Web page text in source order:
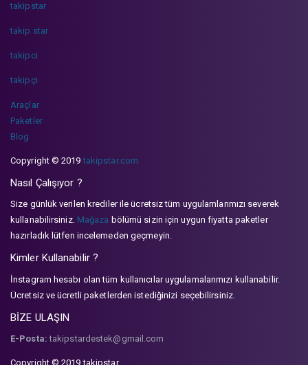
takipstar
takip star
takipci
takipçi
Araçlar
Paketler
Blog
Copyright © 2019takipstar.com
Nasıl Çalışıyor ?
Size günlük verilen krediler ile ücretsiz tüm uygulamlarımızı severek
kullanabilirsiniz. Mağaza bölümü sizin için uygun fiyatta paketler
hazırladık lütfen incelemeden geçmeyin.
Kimler Kullanabilir ?
İnstagram hesabı olan tüm kullanıcılar uygulamalarımızı kullanabilir.
Ücretsiz ve ücretli paketlerden istediğinizi seçebilirsiniz.
BİZE ULAŞIN
E-Posta: takipstardestek@gmail.com
Copyright © 2019 takipstar.